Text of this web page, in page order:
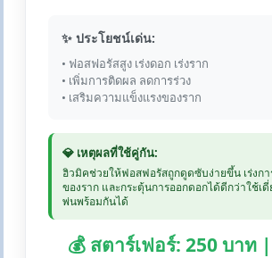
✨ ประโยชน์เด่น:
• ฟอสฟอรัสสูง เร่งดอก เร่งราก
• เพิ่มการติดผล ลดการร่วง
• เสริมความแข็งแรงของราก
💎 เหตุผลที่ใช้คู่กัน:
ฮิวมิคช่วยให้ฟอสฟอรัสถูกดูดซับง่ายขึ้น เร่งกา
ของราก และกระตุ้นการออกดอกได้ดีกว่าใช้เ
พ่นพร้อมกันได้
💰 สตาร์เฟอร์: 250 บาท